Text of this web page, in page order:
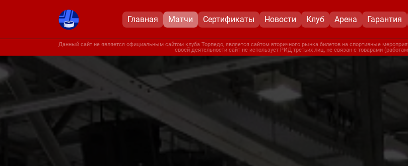
Главная Матчи Сертификаты Новости Клуб Арена Гарантия
Данный сайт не является официальным сайтом клуба Торпедо, является сайтом вторичного рынка билетов на спортивные
своей деятельности сайт не использует РИД третьих лиц, не связан с товарами